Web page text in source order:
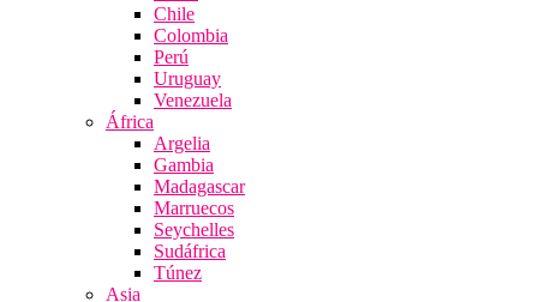
Chile
Colombia
Perú
Uruguay
Venezuela
África
Argelia
Gambia
Madagascar
Marruecos
Seychelles
Sudáfrica
Túnez
Asia